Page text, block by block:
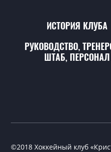
ИСТОРИЯ КЛУБА
РУКОВОДСТВО,
ШТАБ, ПЕРСОНАЛ
©2018 Хоккейный клуб